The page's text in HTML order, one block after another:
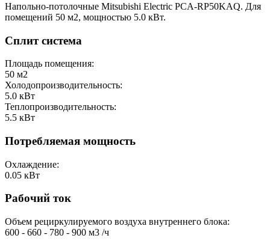
Напольно-потолочные Mitsubishi Electric PCA-RP50KAQ. Для
помещений 50 м2, мощностью 5.0 кВт.
Сплит система
Площадь помещения:
50 м2
Холодопроизводительность:
5.0 кВт
Теплопроизводительность:
5.5 кВт
Потребляемая мощность
Охлаждение:
0.05 кВт
Рабочий ток
Объем рециркулируемого воздуха внутреннего блока:
600 - 660 - 780 - 900 м3 /ч